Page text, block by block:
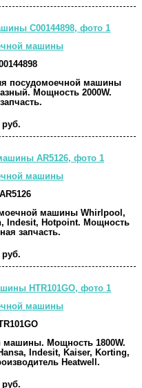
машины
посудомоечной машины
Мощность 2000W.
машины
AR5126
машины Whirlpool,
Indesit, Hotpoint. Мощность
запчасть.
машины
машины. Мощность 1800W.
Indesit, Kaiser, Korting,
Heatwell.